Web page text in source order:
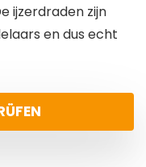
ijzerdraden zijn
en dus echt